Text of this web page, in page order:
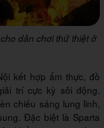
dân chơi thứ thiệt ở
kết hợp ẩm thực, đồ
trí cực kỳ sôi động.
chiếu sáng lung linh,
Đặc biệt là Sparta